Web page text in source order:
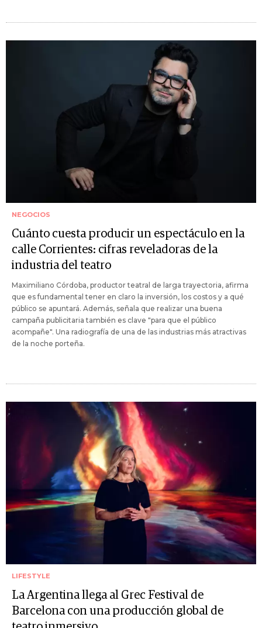
NEGOCIOS
Cuánto cuesta producir un espectáculo en la
calle Corrientes: cifras reveladoras de la
industria del teatro
Maximiliano Córdoba, productor teatral de larga trayectoria, afirma
que es fundamental tener en claro la inversión, los costos y a qué
público se apuntará. Además, señala que realizar una buena
campaña publicitaria también es clave "para que el público
acompañe". Una radiografía de una de las industrias más atractivas
de la noche porteña.
LIFESTYLE
La Argentina llega al Grec Festival de
Barcelona con una producción global de